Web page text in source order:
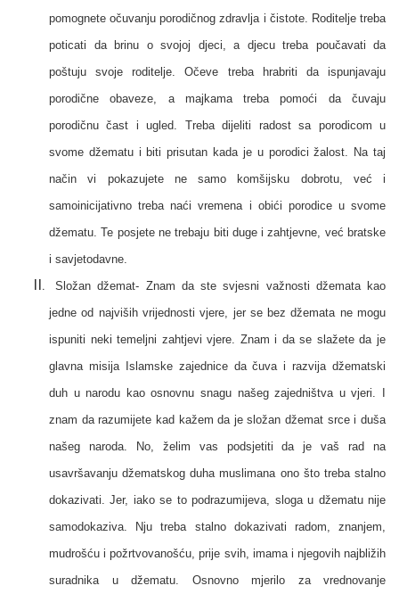
pomognete očuvanju porodičnog zdravlja i čistote. Roditelje treba
poticati da brinu o svojoj djeci, a djecu treba poučavati da
poštuju svoje roditelje. Očeve treba hrabriti da ispunjavaju
porodične obaveze, a majkama treba pomoći da čuvaju
porodičnu čast i ugled. Treba dijeliti radost sa porodicom u
svome džematu i biti prisutan kada je u porodici žalost. Na taj
način vi pokazujete ne samo komšijsku dobrotu, već i
samoinicijativno treba naći vremena i obići porodice u svome
džematu. Te posjete ne trebaju biti duge i zahtjevne, već bratske
i savjetodavne.
Složan džemat- Znam da ste svjesni važnosti džemata kao
jedne od najviših vrijednosti vjere, jer se bez džemata ne mogu
ispuniti neki temeljni zahtjevi vjere. Znam i da se slažete da je
glavna misija Islamske zajednice da čuva i razvija džematski
duh u narodu kao osnovnu snagu našeg zajedništva u vjeri. I
znam da razumijete kad kažem da je složan džemat srce i duša
našeg naroda. No, želim vas podsjetiti da je vaš rad na
usavršavanju džematskog duha muslimana ono što treba stalno
dokazivati. Jer, iako se to podrazumijeva, sloga u džematu nije
samodokaziva. Nju treba stalno dokazivati radom, znanjem,
mudrošću i požrtvovanošću, prije svih, imama i njegovih najbližih
suradnika u džematu. Osnovno mjerilo za vrednovanje